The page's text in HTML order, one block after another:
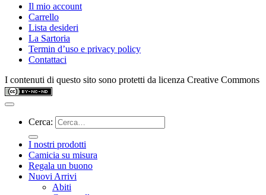
Il mio account
Carrello
Lista desideri
La Sartoria
Termin d’uso e privacy policy
Contattaci
I contenuti di questo sito sono protetti da licenza Creative Commons
Cerca:
I nostri prodotti
Camicia su misura
Regala un buono
Nuovi Arrivi
Abiti